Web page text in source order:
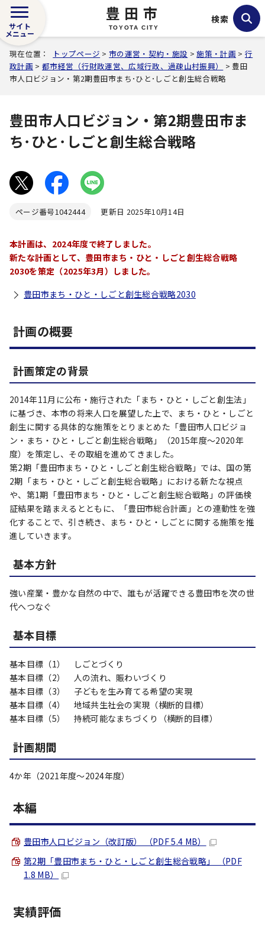
豊田市
TOYOTA CITY
サイト
メニュー
検索
現在位置： トップページ >市の運営・契約・施設 >施策・計画> 行
政計画> 都市経営（行財政運営、広域行政、過疎山村振興）
> 豊田
市人口ビジョン・第2期豊田市まち･ひと･しごと創生総合戦略
豊田市人口ビジョン・第2期豊田市ま
ち･ひと･しごと創生総合戦略
ページ番号1042444 更新日 2025年10月14日
本計画は、2024年度で終了しました。
新たな計画として、豊田市まち・ひと・しごと創生総合戦略
2030を策定（2025年3月）しました。
豊田市まち・ひと・しごと創生総合戦略2030
計画の概要
計画策定の背景
2014年11月に公布・施行された「まち・ひと・しごと創生法」
に基づき、本市の将来人口を展望した上で、まち・ひと・しごと
創生に関する具体的な施策をとりまとめた「豊田市人口ビジョ
ン・まち・ひと・しごと創生総合戦略」（2015年度～2020年
度）を策定し、その取組を進めてきました。
第2期「豊田市まち・ひと・しごと創生総合戦略」では、国の第
2期「まち・ひと・しごと創生総合戦略」における新たな視点
や、第1期「豊田市まち・ひと・しごと創生総合戦略」の評価検
証結果を踏まえるとともに、「豊田市総合計画」との連動性を強
化することで、引き続き、まち・ひと・しごとに関する施策を推
進していきます。
基本方針
強い産業・豊かな自然の中で、誰もが活躍できる豊田市を次の世
代へつなぐ
基本目標
基本目標（1） しごとづくり
基本目標（2） 人の流れ、賑わいづくり
基本目標（3） 子どもを生み育てる希望の実現
基本目標（4） 地域共生社会の実現（横断的目標）
基本目標（5） 持続可能なまちづくり（横断的目標）
計画期間
4か年（2021年度～2024年度）
本編
豊田市人口ビジョン（改訂版） （PDF 5.4 MB）
第2期「豊田市まち・ひと・しごと創生総合戦略」 （PDF
1.8 MB）
実績評価